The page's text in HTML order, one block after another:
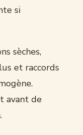
si
sèches,
et raccords
avant de